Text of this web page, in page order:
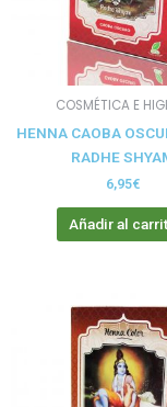
COSMÉTICA E
HENNA CAOBA
RADHE
6,95€
Añadir al